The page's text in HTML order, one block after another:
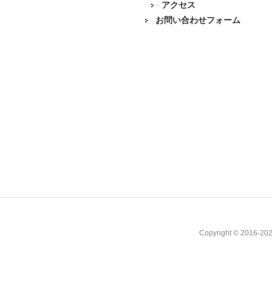
アクセス
お問い合わせフォーム
Copyright © 2016-